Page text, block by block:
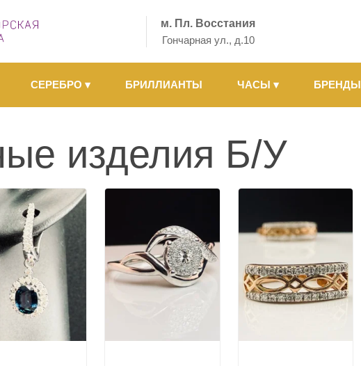
м. Пл. Восстания
Гончарная ул., д.10
СЕРЕБРО ▾ БРИЛЛИАНТЫ ЧАСЫ ▾ БРЕНДЫ
изделия Б/У